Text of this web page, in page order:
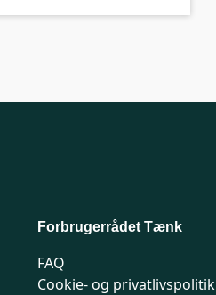
Forbrugerrådet Tænk
FAQ
Cookie- og privatlivspolitik